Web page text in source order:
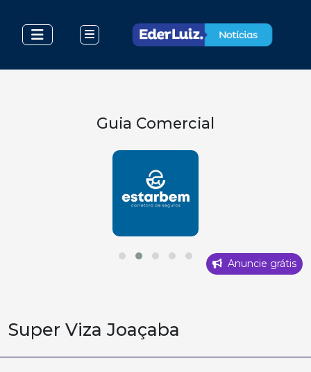
Guia Comercial
Anuncie grátis
Super Viza Joaçaba